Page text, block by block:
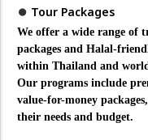
⏺︎ Tour Packages
We offer a wide range of
packages and Halal-
within Thailand and
Our programs include
value-for-money
their needs and budget.